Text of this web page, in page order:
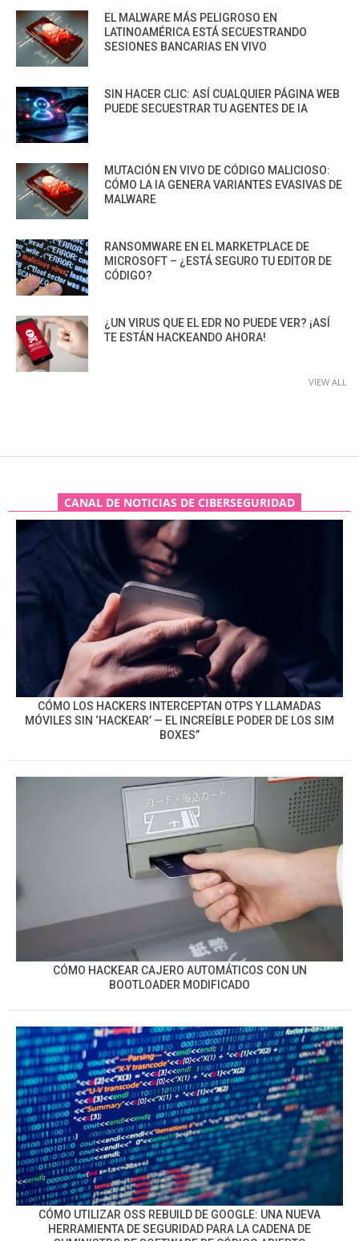
EL MALWARE MÁS PELIGROSO EN
LATINOAMÉRICA ESTÁ SECUESTRANDO
SESIONES BANCARIAS EN VIVO
SIN HACER CLIC: ASÍ CUALQUIER PÁGINA WEB
PUEDE SECUESTRAR TU AGENTES DE IA
MUTACIÓN EN VIVO DE CÓDIGO MALICIOSO:
CÓMO LA IA GENERA VARIANTES EVASIVAS DE
MALWARE
RANSOMWARE EN EL MARKETPLACE DE
MICROSOFT – ¿ESTÁ SEGURO TU EDITOR DE
CÓDIGO?
¿UN VIRUS QUE EL EDR NO PUEDE VER? ¡ASÍ
TE ESTÁN HACKEANDO AHORA!
VIEW ALL
CANAL DE NOTICIAS DE CIBERSEGURIDAD
CÓMO LOS HACKERS INTERCEPTAN OTPS Y LLAMADAS
MÓVILES SIN ‘HACKEAR’ — EL INCREÍBLE PODER DE LOS SIM
BOXES”
CÓMO HACKEAR CAJERO AUTOMÁTICOS CON UN
BOOTLOADER MODIFICADO
CÓMO UTILIZAR OSS REBUILD DE GOOGLE: UNA NUEVA
HERRAMIENTA DE SEGURIDAD PARA LA CADENA DE